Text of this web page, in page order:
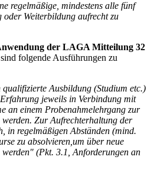
regelmäßige, mindestens alle fünf
oder Weiterbildung aufrecht zu
der LAGA Mitteilung 32
sind folgende Ausführungen zu
Ausbildung (Studium etc.)
jeweils in Verbindung mit
an einem Probenahmelehrgang zur
Zur Aufrechterhaltung der
in regelmäßigen Abständen (mind.
zu absolvieren,um über neue
(Pkt. 3.1, Anforderungen an